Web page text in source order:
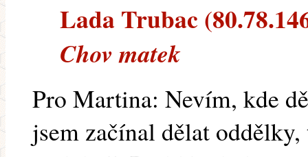
Lada Trubac
Chov matek
Pro Martina: Nevím, kde
jsem začínal dělat